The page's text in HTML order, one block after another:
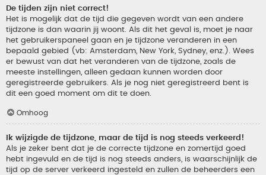
De tijden zijn niet correct!
Het is mogelijk dat de tijd die gegeven wordt van een andere
tijdzone is dan waarin jij woont. Als dit het geval is, moet je naar
het gebruikerspaneel gaan en je tijdzone veranderen in een
bepaald gebied (vb: Amsterdam, New York, Sydney, enz.). Wees
er bewust van dat het veranderen van de tijdzone, zoals de
meeste instellingen, alleen gedaan kunnen worden door
geregistreerde gebruikers. Als je nog niet geregistreerd bent is
dit een goed moment om dit te doen.
Omhoog
Ik wijzigde de tijdzone, maar de tijd is nog steeds verkeerd!
Als je zeker bent dat je de correcte tijdzone en zomertijd goed
hebt ingevuld en de tijd is nog steeds anders, is waarschijnlijk de
tijd op de server verkeerd ingesteld en zullen de beheerders een